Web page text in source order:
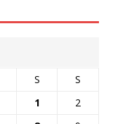
S
S
1
2